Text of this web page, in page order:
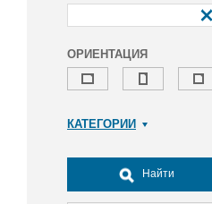
ОРИЕНТАЦИЯ
КАТЕГОРИИ
Досуг, туризм и отдых
Культура
Найти